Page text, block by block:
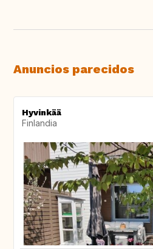
Anuncios parecidos
Hyvinkää
Finlandia